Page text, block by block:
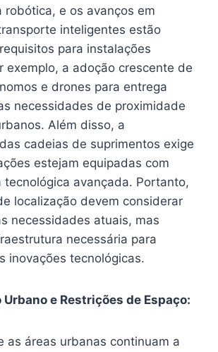
robótica, e os avanços em
inteligentes estão
para instalações
exemplo, a adoção crescente de
e drones para entrega
necessidades de proximidade
Além disso, a
cadeias de suprimentos exige
estejam equipadas com
tecnológica avançada. Portanto,
localização devem considerar
necessidades atuais, mas
necessária para
inovações tecnológicas.
e Restrições de Espaço:
as áreas urbanas continuam a